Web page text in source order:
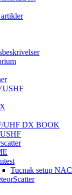
UHF DX BOOK
Tucnak setup NAC